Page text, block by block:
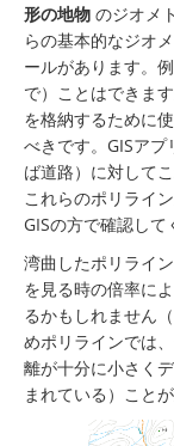
形の地物 のジオメ
らの基本的なジオ
ールがあります。
で）ことはできま
を格納するために
べきです。GISア
ば道路）に対して
これらのポリライ
GISの方で確認して
湾曲したポリライ
を見る時の倍率によ
るかもしれません（
めポリラインでは
離が十分に小さく
まれている）ことが